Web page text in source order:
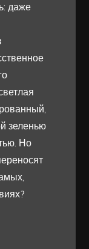
даже
зеленью
Но